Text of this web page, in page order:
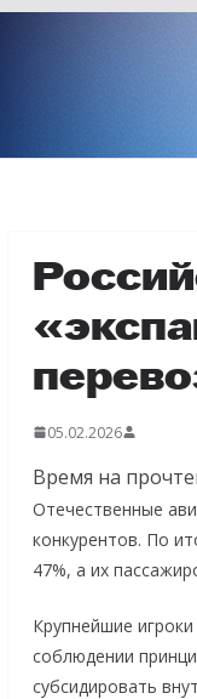
05.02.2026
Время на
Отечественные
конкурентов. По
47%, а их
Крупнейшие
соблюдении
субсидировать